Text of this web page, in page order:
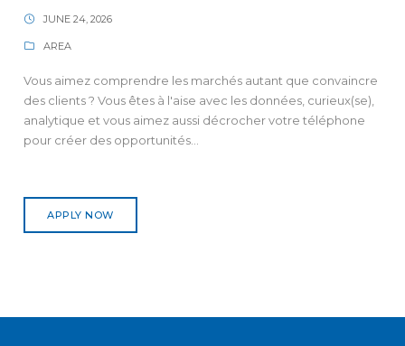
JUNE 24, 2026
AREA
Vous aimez comprendre les marchés autant que convaincre
des clients ? Vous êtes à l'aise avec les données, curieux(se),
analytique et vous aimez aussi décrocher votre téléphone
pour créer des opportunités...
APPLY NOW